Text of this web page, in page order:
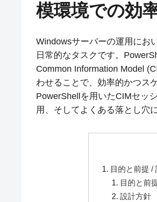
模環境での効
Windowsサーバーの運用にお
日常的なタスクです。
Common Information Model
わせることで、効率的かつス
PowerShellを用いたCIMセッ
用、そしてよくある落とし穴
目的と前提 /
目的と前
設計方針